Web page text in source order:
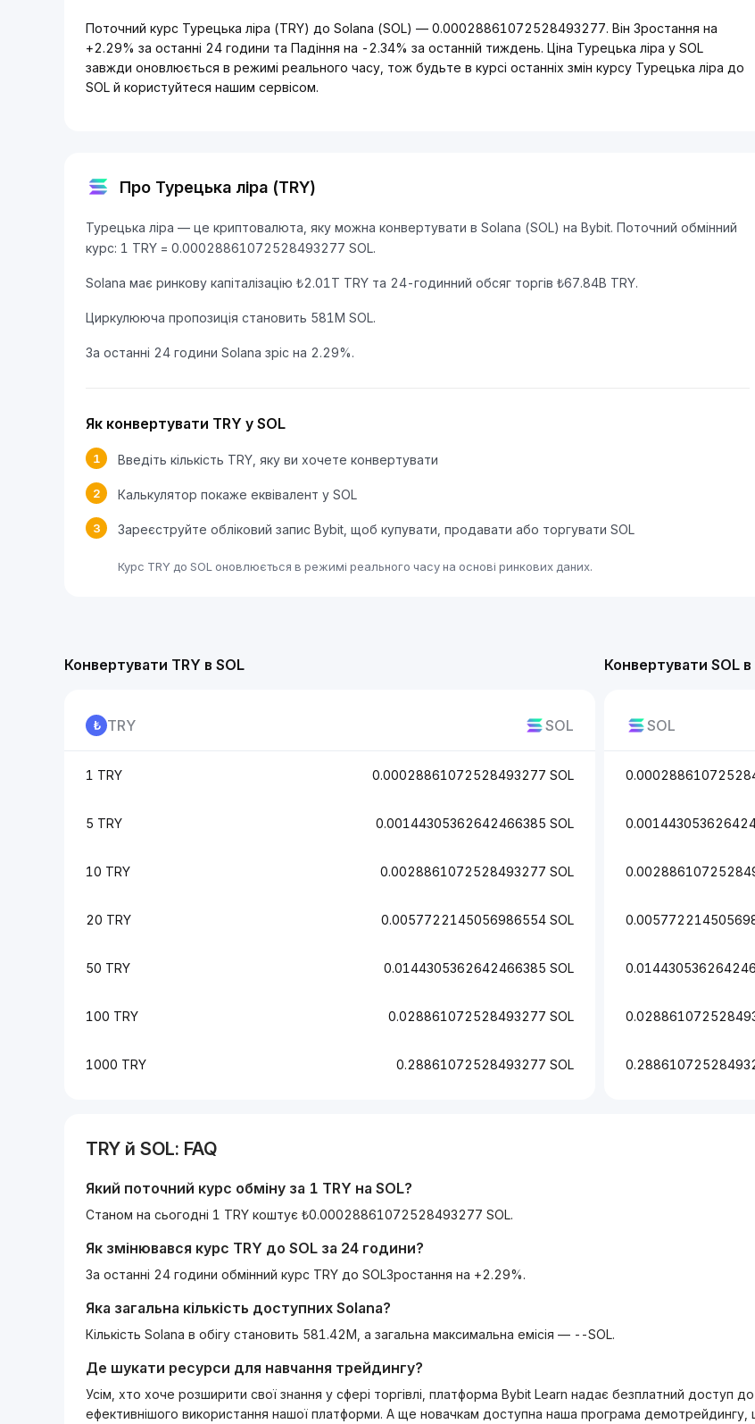
Поточний курс Турецька ліра (TRY) до Solana (SOL) — 0.00028861072528493277. Він Зростання на
+2.29% за останні 24 години та Падіння на -2.34% за останній тиждень. Ціна Турецька ліра у SOL
завжди оновлюється в режимі реального часу, тож будьте в курсі останніх змін курсу Турецька ліра до
SOL й користуйтеся нашим сервісом.
Про Турецька ліра (TRY)
Турецька ліра — це криптовалюта, яку можна конвертувати в Solana (SOL) на Bybit. Поточний обмінний
курс: 1 TRY = 0.00028861072528493277 SOL.
Solana має ринкову капіталізацію ₺2.01T TRY та 24-годинний обсяг торгів ₺67.84B TRY.
Циркулююча пропозиція становить 581M SOL.
За останні 24 години Solana зріс на 2.29%.
Як конвертувати TRY у SOL
1 Введіть кількість TRY, яку ви хочете конвертувати
2 Калькулятор покаже еквівалент у SOL
3 Зареєструйте обліковий запис Bybit, щоб купувати, продавати або торгувати SOL
Курс TRY до SOL оновлюється в режимі реального часу на основі ринкових даних.
Конвертувати SOL в
SOL
Конвертувати TRY в SOL
TRY SOL
1 TRY 0.00028861072528493277 SOL
5 TRY 0.00144305362642466385 SOL
10 TRY 0.0028861072528493277 SOL
20 TRY 0.0057722145056986554 SOL
50 TRY 0.0144305362642466385 SOL
100 TRY 0.028861072528493277 SOL
1000 TRY 0.28861072528493277 SOL
TRY й SOL: FAQ
Який поточний курс обміну за 1 TRY на SOL?
Станом на сьогодні 1 TRY коштує ₺0.00028861072528493277 SOL.
Як змінювався курс TRY до SOL за 24 години?
За останні 24 години обмінний курс TRY до SOLЗростання на +2.29%.
Яка загальна кількість доступних Solana?
Кількість Solana в обігу становить 581.42M, а загальна максимальна емісія — --SOL.
Де шукати ресурси для навчання трейдингу?
Усім, хто хоче розширити свої знання у сфері торгівлі, платформа Bybit Learn надає безплатний доступ
ефективнішого використання нашої платформи. А ще новачкам доступна наша програма демотрейдингу,